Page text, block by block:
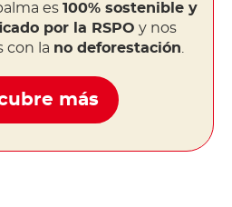
es 100% sostenible y
por la RSPO y nos
con la no deforestación
más